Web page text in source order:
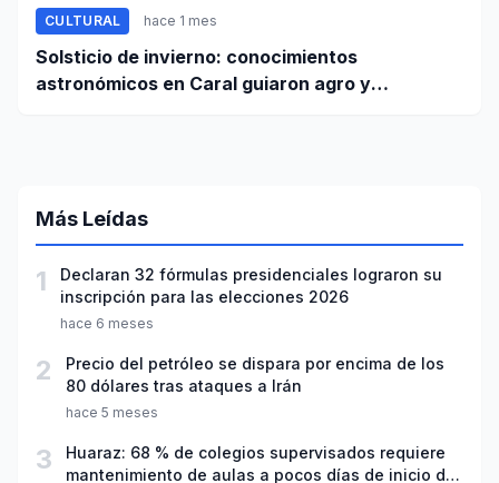
CULTURAL hace 1 mes
Solsticio de invierno: conocimientos
astronómicos en Caral guiaron agro y
Más Leídas
1
Declaran 32 fórmulas presidenciales lograron su
inscripción para las elecciones 2026
hace 6 meses
2
Precio del petróleo se dispara por encima de los
80 dólares tras ataques a Irán
hace 5 meses
3
Huaraz: 68 % de colegios supervisados requiere
mantenimiento de aulas a pocos días de inicio del